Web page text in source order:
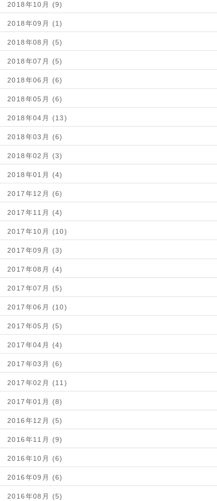
2018年10月 (9)
2018年09月 (1)
2018年08月 (5)
2018年07月 (5)
2018年06月 (6)
2018年05月 (6)
2018年04月 (13)
2018年03月 (6)
2018年02月 (3)
2018年01月 (4)
2017年12月 (6)
2017年11月 (4)
2017年10月 (10)
2017年09月 (3)
2017年08月 (4)
2017年07月 (5)
2017年06月 (10)
2017年05月 (5)
2017年04月 (4)
2017年03月 (6)
2017年02月 (11)
2017年01月 (8)
2016年12月 (5)
2016年11月 (9)
2016年10月 (6)
2016年09月 (6)
2016年08月 (5)